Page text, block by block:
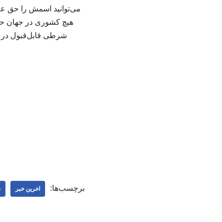
می‌توانید اسمش را حق
هیچ کشوری در جهان حق
شرطی قابل‌قبول در
برچسب‌ها: اخرین خبر